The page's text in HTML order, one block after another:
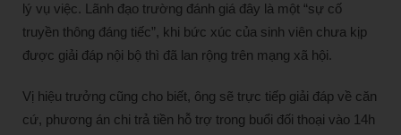
lý vụ việc. Lãnh đạo trường đánh giá đây là một “sự cố
truyền thông đáng tiếc”, khi bức xúc của sinh viên chưa kịp
được giải đáp nội bộ thì đã lan rộng trên mạng xã hội.
Vị hiệu trưởng cũng cho biết, ông sẽ trực tiếp giải đáp về căn
cứ, phương án chi trả tiền hỗ trợ trong buổi đối thoại vào 14h